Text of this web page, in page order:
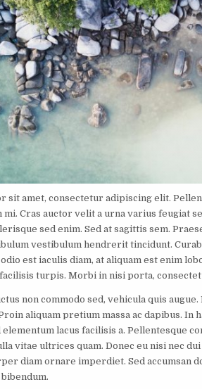
sit amet, consectetur adipiscing elit.
Cras auctor velit a urna varius feugiat
sed enim. Sed at sagittis sem.
vestibulum hendrerit tincidunt.
est iaculis diam, at aliquam est enim
turpis. Morbi in nisi porta,
non commodo sed, vehicula quis
aliquam pretium massa ac dapibus. In
lacus facilisis a. Pellentesque
vitae ultrices quam. Donec eu nisi nec
diam ornare imperdiet. Sed accumsan